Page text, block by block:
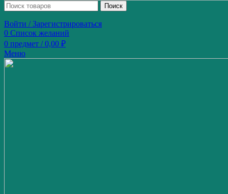
Поиск
Войти / Зарегистрироваться
0 Список желаний
0 предмет / 0,00 ₽
Меню